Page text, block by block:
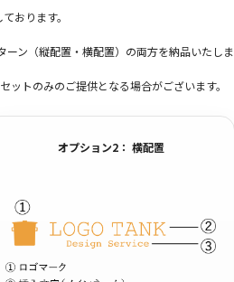
おります。
ン（縦配置・横配置）の両方を納品いたしま
トのみのご提供となる場合がございます。
オプション2： 横配置